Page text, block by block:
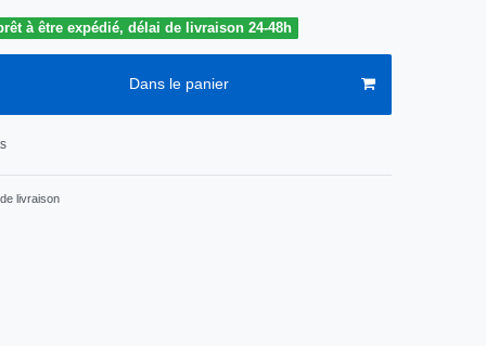
à être expédié, délai de livraison 24-48h
Dans le panier
livraison